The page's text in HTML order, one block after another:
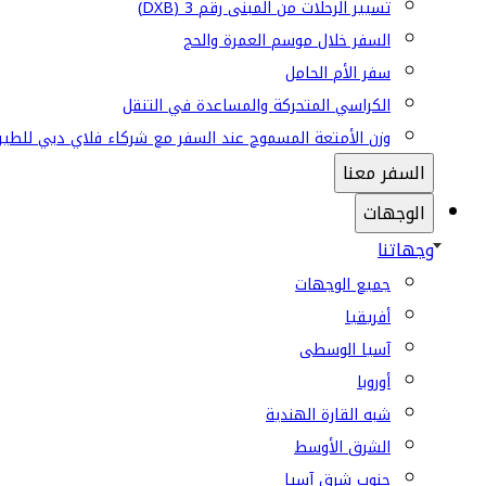
تسيير الرحلات من المبنى رقم 3 (DXB)
السفر خلال موسم العمرة والحج
سفر الأم الحامل
الكراسي المتحركة والمساعدة في التنقل
وزن الأمتعة المسموح عند السفر مع شركاء فلاي دبي
السفر معنا
الوجهات
وجهاتنا
جميع الوجهات
أفريقيا
آسيا الوسطى
أوروبا
شبه القارة الهندية
الشرق الأوسط
جنوب شرق آسيا